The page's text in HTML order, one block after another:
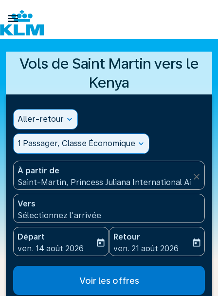

Vols de Saint Martin vers le
Kenya
Aller-retour expand_more
1 Passager, Classe Économique expand_more
À partir de
Saint-Martin, Princess Juliana International
close
Vers
Sélectionnez l'arrivée
Départ
fc-booking-departure-date-aria-label
ven. 14 août 2026
today
Retour
fc-booking-return-date-
ven. 21 août 2026
today
Voir les offres